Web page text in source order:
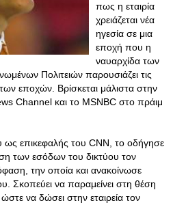
πως η εταιρία
χρειάζεται νέα
ηγεσία σε μια
εποχή που η
ναυαρχίδα των
Πολιτειών παρουσιάζει τις
εποχών. Βρίσκεται μάλιστα στην
Channel και το MSNBC στο πράιμ
ως επικεφαλής του CNN, το οδήγησε
των εσόδων του δικτύου τον
την οποία και ανακοίνωσε
Σκοπεύει να παραμείνει στη θέση
να δώσει στην εταιρεία τον